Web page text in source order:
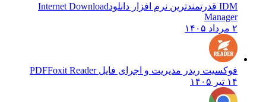
IDM قدرتمندترین نرم افزار دانلود
Internet Download
Manager
۲ مرداد ۱۴۰۵
فوکسیت ریدر مدیریت و اجرای فایل PDFFoxit Reader
۱۴ تیر ۱۴۰۵